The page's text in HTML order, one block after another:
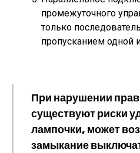
промежуточного
только
пропусканием одной
При нарушении
существуют риски
лампочки, может
замыкание